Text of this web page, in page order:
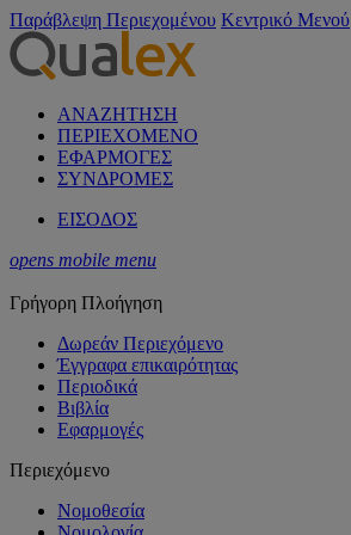
Παράβλεψη Περιεχομένου Κεντρικό Μενού
ΑΝΑΖΗΤΗΣΗ
ΠΕΡΙΕΧΟΜΕΝΟ
ΕΦΑΡΜΟΓΕΣ
ΣΥΝΔΡΟΜΕΣ
ΕΙΣΟΔΟΣ
opens mobile menu
Γρήγορη Πλοήγηση
Δωρεάν Περιεχόμενο
Έγγραφα επικαιρότητας
Περιοδικά
Βιβλία
Εφαρμογές
Περιεχόμενο
Νομοθεσία